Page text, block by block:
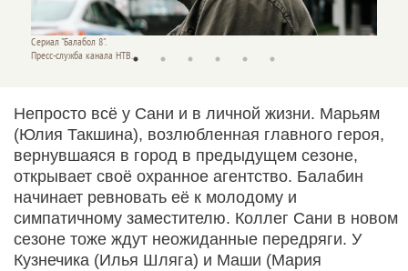
Сериал "Балабол 8".
Пресс-служба канала НТВ.
Непросто всё у Сани и в личной жизни. Марьям
(Юлия Такшина), возлюбленная главного героя,
вернувшаяся в город в предыдущем сезоне,
открывает своё охранное агентство. Балабин
начинает ревновать её к молодому и
симпатичному заместителю. Коллег Сани в новом
сезоне тоже ждут неожиданные передряги. У
Кузнечика (Илья Шляга) и Маши (Мария